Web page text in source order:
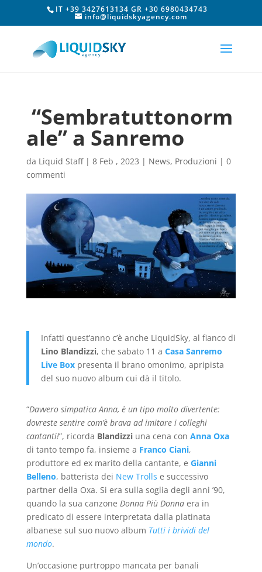
IT +39 3427613134 GR +30 6980434743
info@liquidskyagency.com
“Sembratuttonorm
ale” a Sanremo
da Liquid Staff| 8 Feb , 2023 | News, Produzioni | 0
commenti
Infatti quest’anno c’è anche LiquidSky, al fianco di
Lino Blandizzi, che sabato 11 a Casa Sanremo
Live Boxpresenta il brano omonimo, apripista
del suo nuovo album cui dà il titolo.
“Davvero simpatica Anna, è un tipo molto divertente:
dovreste sentire com’è brava ad imitare i colleghi
cantanti!”, ricorda Blandizziuna cena con Anna Oxa
di tanto tempo fa, insieme a Franco Ciani,
produttore ed ex marito della cantante, e Gianni
Belleno, batterista dei New Trolls e successivo
partner della Oxa. Si era sulla soglia degli anni ’90,
quando la sua canzone Donna Più Donnaera in
predicato di essere interpretata dalla platinata
albanese sul suo nuovo album Tutti i brividi del
mondo.
Un’occasione purtroppo mancata per banali